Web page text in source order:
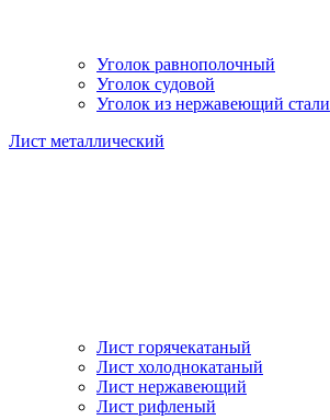
Уголок равнополочный
Уголок судовой
Уголок из нержавеющий стали
Лист металлический
Лист горячекатаный
Лист холоднокатаный
Лист нержавеющий
Лист рифленый